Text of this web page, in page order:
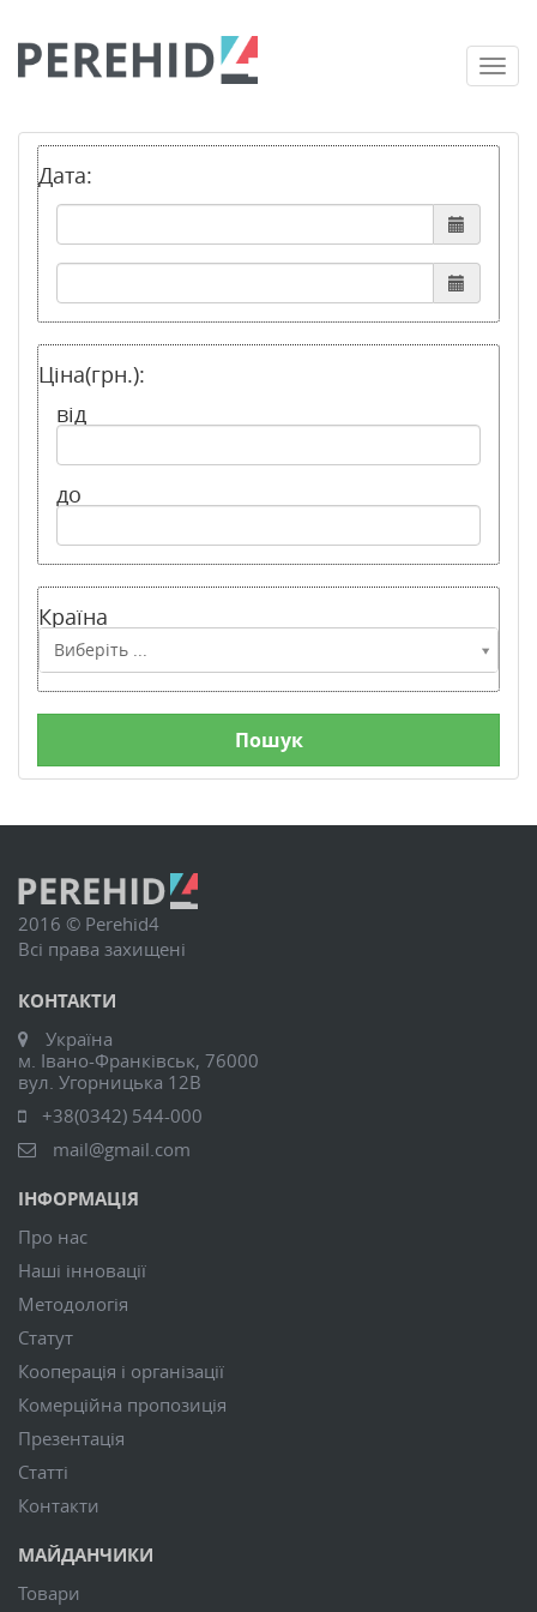
Дата:
Ціна(грн.):
від
до
Країна
Виберіть ...
Країна
2016 © Perehid4
Всі права захищені
КОНТАКТИ
Україна
м. Івано-Франківськ, 76000
вул. Угорницька 12В
+38(0342) 544-000
mail@gmail.com
ІНФОРМАЦІЯ
Про нас
Наші інновації
Методологія
Статут
Кооперація і організації
Комерційна пропозиція
Презентація
Статті
Контакти
МАЙДАНЧИКИ
Товари